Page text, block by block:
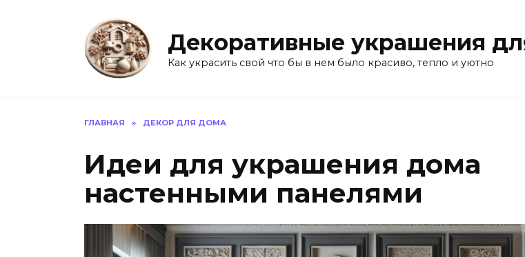
Декоративные украшения
Как украсить свой что бы в нем было красиво, тепло и уютно
ГЛАВНАЯ » ДЕКОР ДЛЯ ДОМА
Идеи для украшения дома
настенными панелями